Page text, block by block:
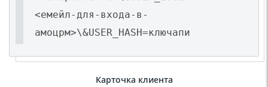
<емейл-для-входа-в-
амоцрм>\&USER_HASH=ключапи
Карточка клиента